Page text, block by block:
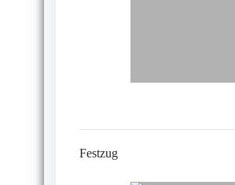
Festzug